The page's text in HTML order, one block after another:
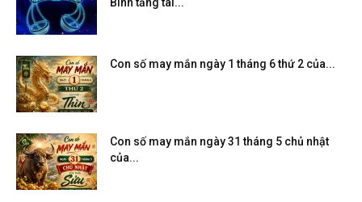
Con số may mắn ngày 1 tháng 6 thứ 2 của...
Con số may mắn ngày 31 tháng 5 chủ nhật
của...